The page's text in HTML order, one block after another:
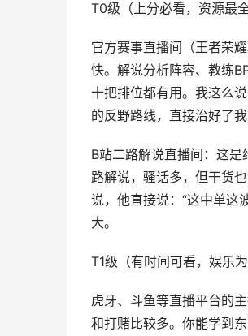
T0级（上分必看，资源最全
官方赛事直播间（王者荣
快。解说分析阵容、教练
十把排位都有用。我这么
的反野路线，直接治好了
B站二路解说直播间：这
路解说，骚话多，但干货
说，他直接说：“这中单这
大。
T1级（有时间可看，娱乐为
虎牙、斗鱼等直播平台的
和打赌比较多。你能学到